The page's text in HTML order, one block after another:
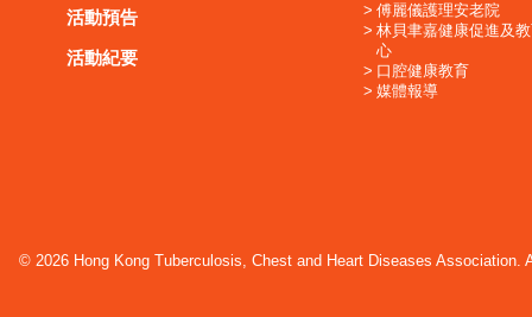
活動預告
活動紀要
傅麗儀護理安老院
林貝聿嘉健康促進及
心
口腔健康教育
媒體報導
© 2026 Hong Kong Tuberculosis, Chest and Heart Diseases Association.